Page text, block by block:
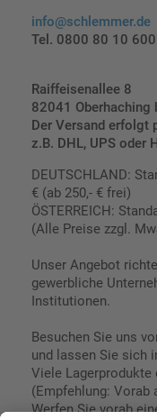
info@schlemmer.de
Tel. 0800 80 10 600
Raiffeisenallee 8
82041 Oberhaching
Der Versand erfolgt
z.B. DHL, UPS oder
DEUTSCHLAND:
€ (ab 250,- € frei)
ÖSTERREICH:
(Alle Preise zzgl.
Unser Angebot
gewerbliche
Institutionen.
Besuchen Sie uns
und lassen Sie sich
Viele
(Empfehlung: Vorab
Werfen Sie vorab